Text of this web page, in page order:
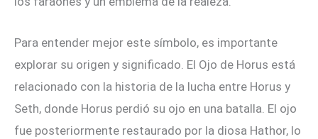
Para entender mejor este símbolo, es importante
explorar su origen y significado. El Ojo de Horus está
relacionado con la historia de la lucha entre Horus y
Seth, donde Horus perdió su ojo en una batalla. El ojo
fue posteriormente restaurado por la diosa Hathor, lo